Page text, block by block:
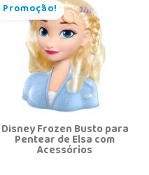
Promoção!
Disney Frozen Busto para
Pentear de Elsa com
Acessórios